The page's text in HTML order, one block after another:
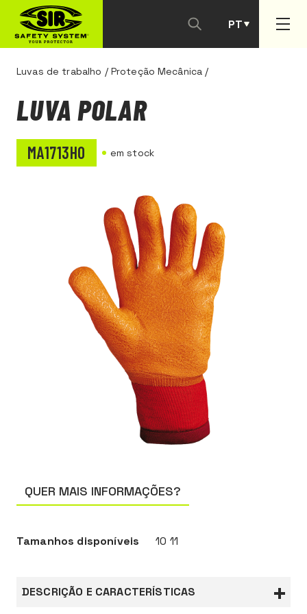
PT
ES
Luvas de trabalho / Proteção Mecânica /
QUER MAIS INFORMAÇÕES?
Tamanhos disponíveis 10 11
DESCRIÇÃO E CARACTERÍSTICAS
LUVA POLAR
MA1713H0 em stock